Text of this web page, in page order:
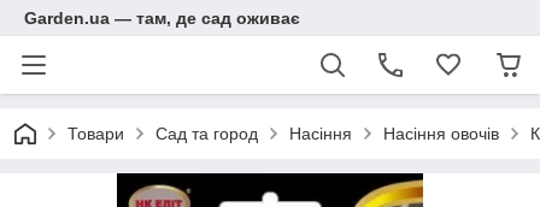
Garden.ua — там, де сад оживає
Товари Сад та город Насіння Насіння овочів